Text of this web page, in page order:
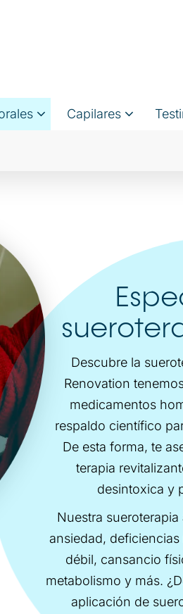
Capilares
Descubre la
Renovation
medicamentos
respaldo científico
De esta forma, te
terapia
desintoxica y
Nuestra
ansiedad,
débil, cansancio
metabolismo y más.
aplicación de